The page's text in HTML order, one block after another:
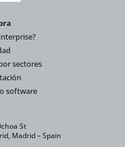
sectores
software
St
Madrid – Spain